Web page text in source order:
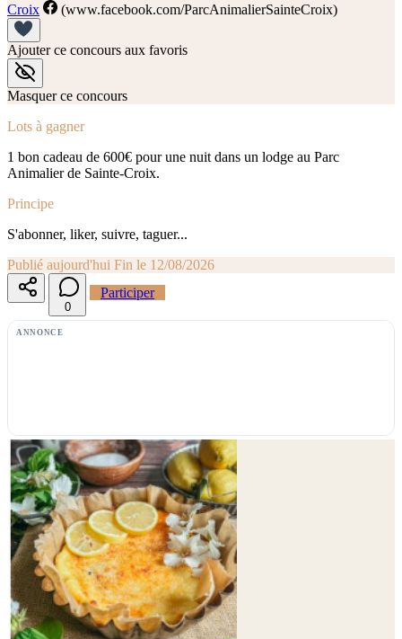
Croix (www.facebook.com/ParcAnimalierSainteCroix)
Ajouter ce concours aux favoris
Masquer ce concours
Lots à gagner
1 bon cadeau de 600€ pour une nuit dans un lodge au Parc
Animalier de Sainte-Croix.
Principe
S'abonner, liker, suivre, taguer...
Publié aujourd'hui Fin le 12/08/2026
0
Participer
ANNONCE